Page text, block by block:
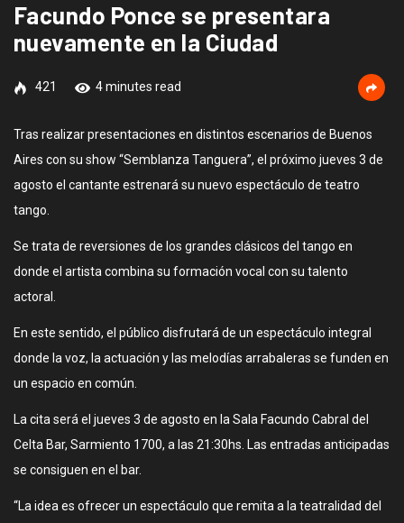
Facundo Ponce se presentara
nuevamente en la Ciudad
421 4 minutes read
Tras realizar presentaciones en distintos escenarios de Buenos
Aires con su show “Semblanza Tanguera”, el próximo jueves 3 de
agosto el cantante estrenará su nuevo espectáculo de teatro
tango.
Se trata de reversiones de los grandes clásicos del tango en
donde el artista combina su formación vocal con su talento
actoral.
En este sentido, el público disfrutará de un espectáculo integral
donde la voz, la actuación y las melodías arrabaleras se funden en
un espacio en común.
La cita será el jueves 3 de agosto en la Sala Facundo Cabral del
Celta Bar, Sarmiento 1700, a las 21:30hs. Las entradas anticipadas
se consiguen en el bar.
“La idea es ofrecer un espectáculo que remita a la teatralidad del